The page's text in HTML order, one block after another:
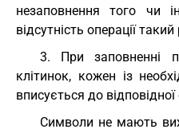
незаповнення того чи
відсутність операції
3. При заповненні
клітинок, кожен із
вписується до
Символи не мають